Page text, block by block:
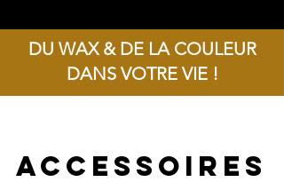
DU WAX & DE LA COULEUR
DANS VOTRE VIE !
accessoires